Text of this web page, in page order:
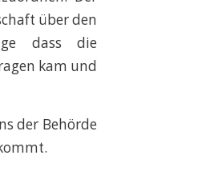
über den
dass die
kam und
der Behörde